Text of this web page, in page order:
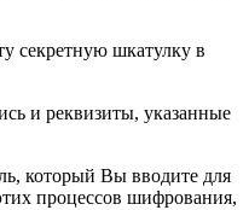
секретную шкатулку в
и реквизиты, указанные
который Вы вводите для
процессов шифрования,